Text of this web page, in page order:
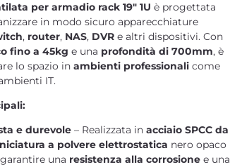
per armadio rack 19" 1U è progettata
in modo sicuro apparecchiature
, router, NAS, DVR e altri dispositivi. Con
fino a 45kg e una profondità di 700mm, è
lo spazio in ambienti professionali come
IT.
e durevole – Realizzata in acciaio SPCC da
a polvere elettrostatica nero opaco
una resistenza alla corrosione e una